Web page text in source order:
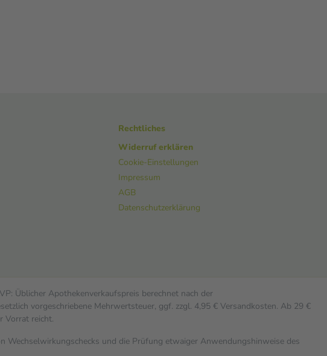
Rechtliches
Widerruf erklären
Cookie-Einstellungen
Impressum
AGB
Datenschutzerklärung
Üblicher Apothekenverkaufspreis berechnet nach der
vorgeschriebene Mehrwertsteuer, ggf. zzgl. 4,95 € Versandkosten. Ab 29 €
Vorrat reicht.
und die Prüfung etwaiger Anwendungshinweise des